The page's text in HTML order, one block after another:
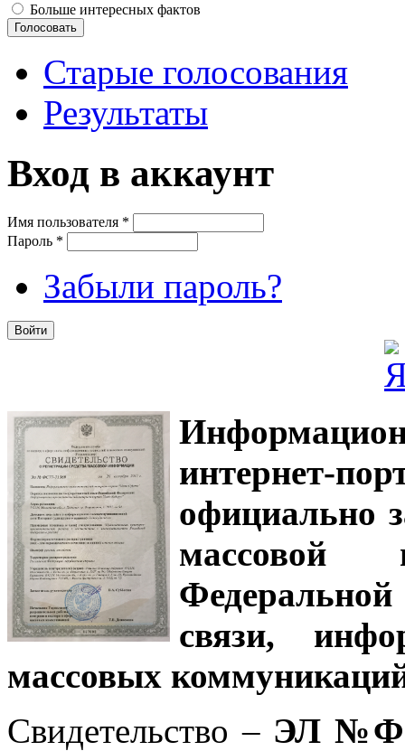
Больше интересных фактов
Старые голосования
Результаты
Вход в аккаунт
Имя пользователя *
Пароль *
Забыли пароль?
интернет-
официально
связи,
массовых
Свидетельство – ЭЛ